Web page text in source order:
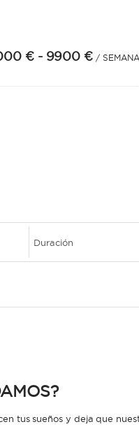
€ - 9900 € / SEMANA
tus sueños y deja que